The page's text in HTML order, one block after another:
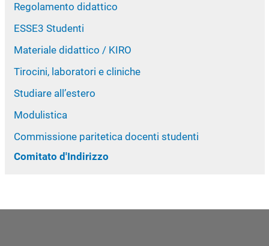
Regolamento didattico
ESSE3 Studenti
Materiale didattico / KIRO
Tirocini, laboratori e cliniche
Studiare all’estero
Modulistica
Commissione paritetica docenti studenti
Comitato d'Indirizzo